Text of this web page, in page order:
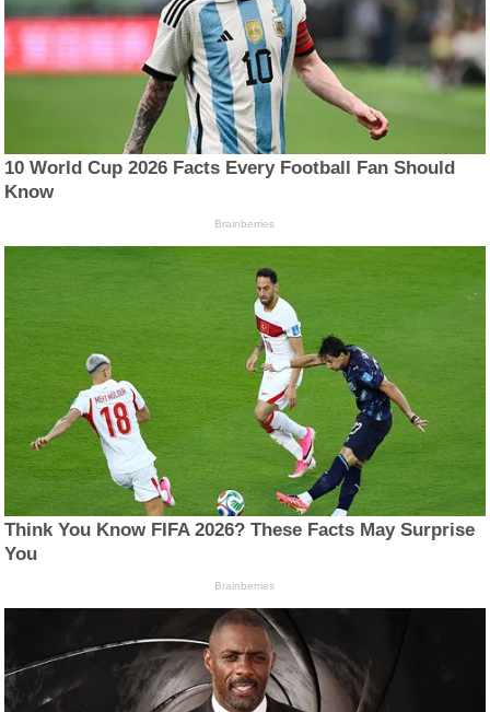
10 World Cup 2026 Facts Every Football Fan Should
Know
Brainberries
Think You Know FIFA 2026? These Facts May Surprise
You
Brainberries